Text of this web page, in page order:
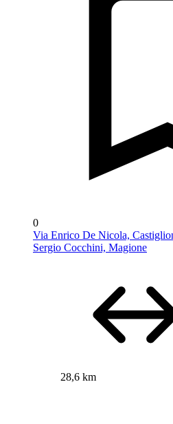
0
Via Enrico De Nicola,
Sergio Cocchini, Magione
28,6 km